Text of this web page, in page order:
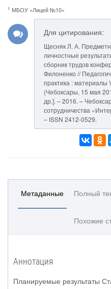
1 МБОУ «Лицей №10»
Для цитирования:
Щесняк Л. А.
личностные
сборник трудов
Филоненко //
практика : материалы
(Чебоксары, 15 мая
др.]. – 2016. –
сотрудничества
– ISSN 2412-0529.
Метаданные Полный
Похожие
Аннотация
Планируемые результаты